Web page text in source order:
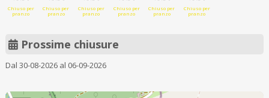
Chiuso per
pranzo
Chiuso per
pranzo
Chiuso per
pranzo
Chiuso per
pranzo
Chiuso per
pranzo
Chiuso per
pranzo
Prossime chiusure
Dal 30-08-2026 al 06-09-2026